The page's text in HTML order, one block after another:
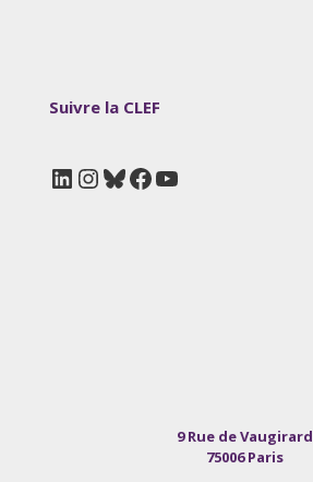
Suivre la CLEF
LinkedIn
Instagram
Bluesky
Facebook
YouTube
9 Rue de Vaugirard
75006 Paris